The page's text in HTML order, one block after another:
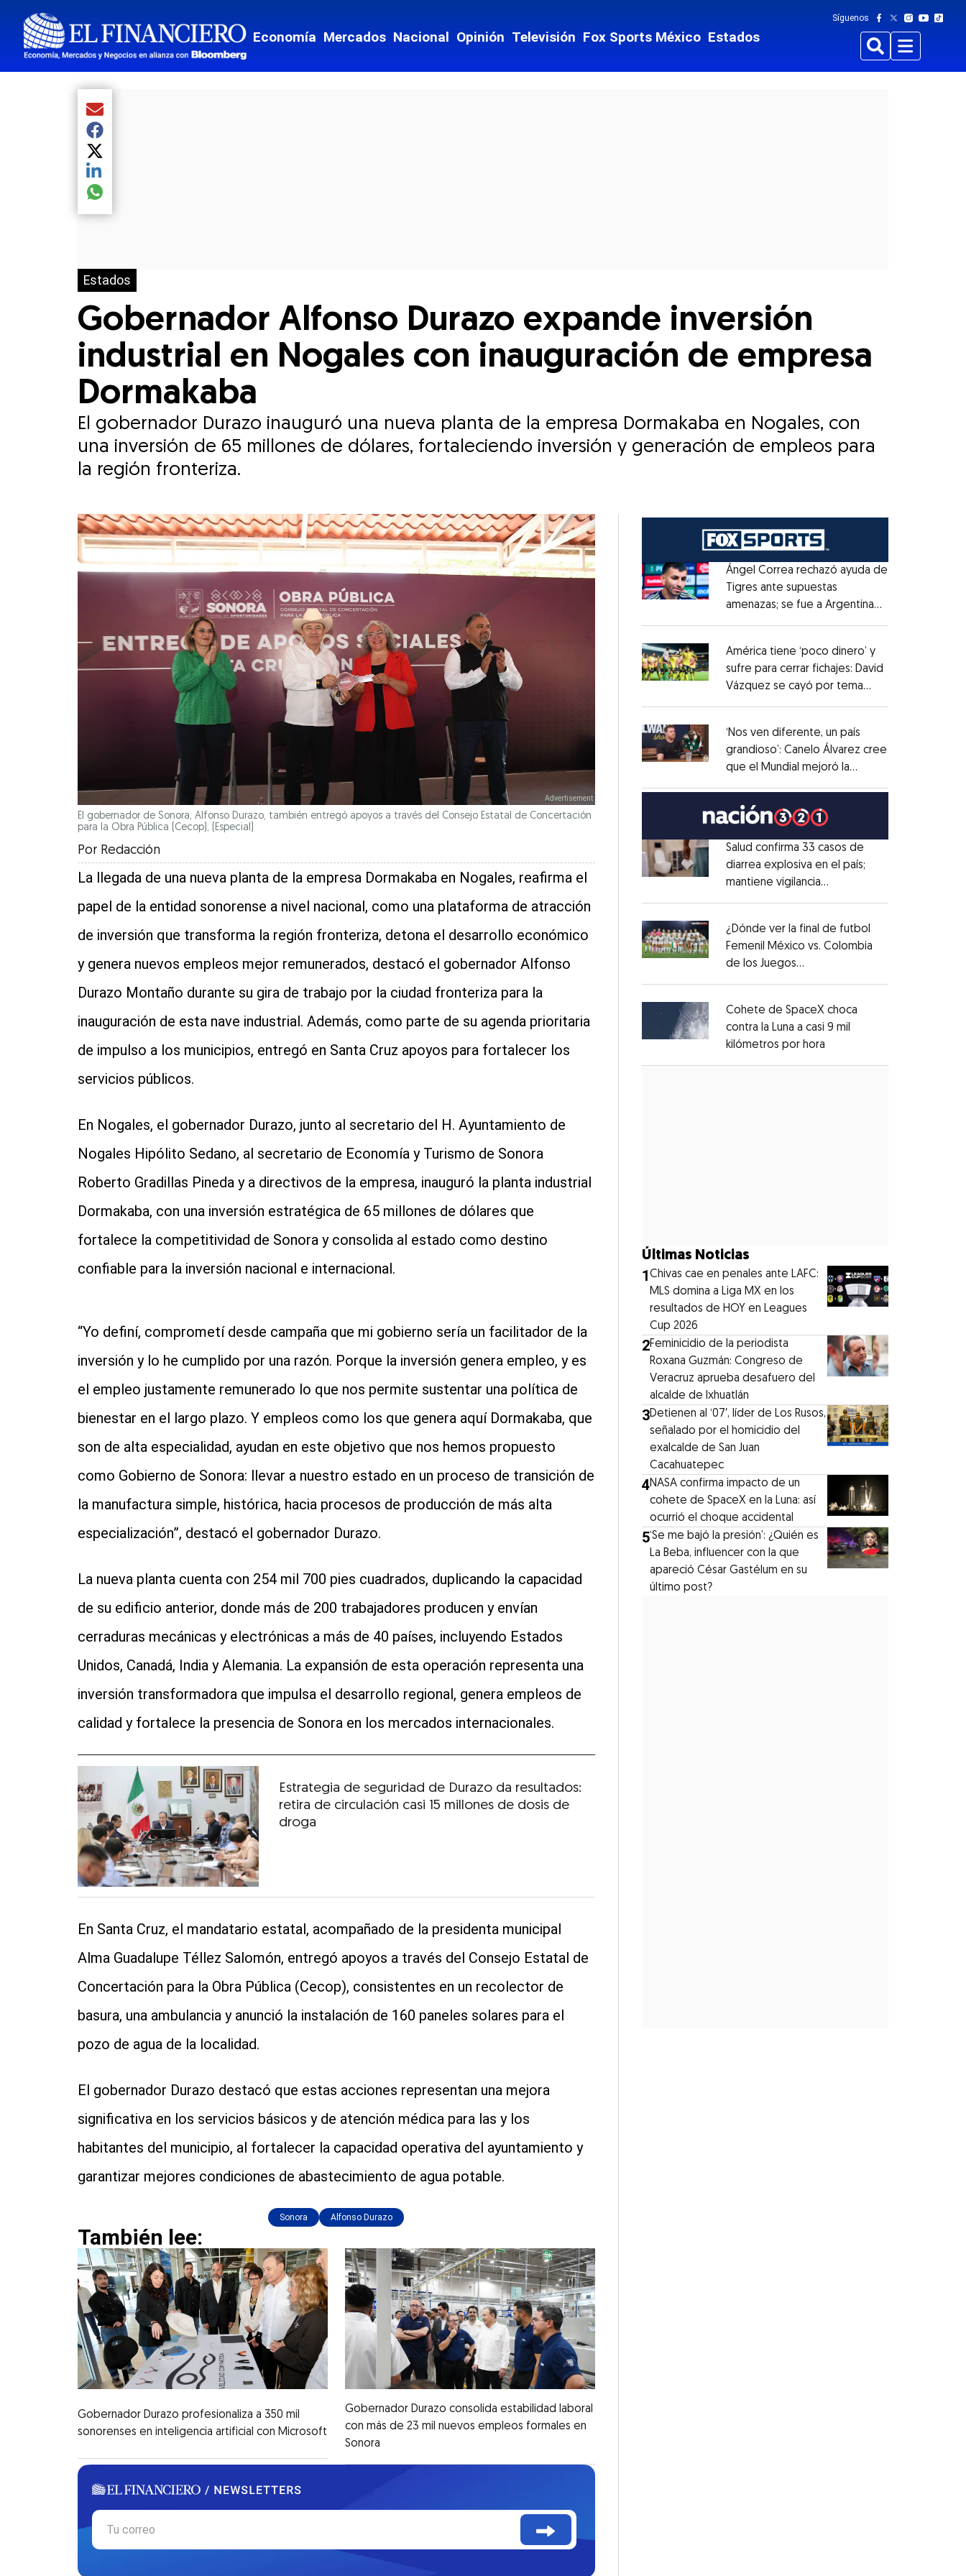
Economía Mercados Nacional Opinión Televisión Fox Sports México Estados
Síguenos
BuscarMenu
Estados
Gobernador Alfonso Durazo expande inversión
industrial en Nogales con inauguración de empresa
Dormakaba
⁠El gobernador Durazo inauguró una nueva planta de la empresa Dormakaba en Nogales, con
una inversión de 65 millones de dólares, fortaleciendo inversión y generación de empleos para
la región fronteriza.
Compartir el artículo actual mediante Email
Compartir el artículo actual mediante Facebook
Compartir el artículo actual mediante Twitter
Compartir el artículo actual mediante LinkedIn
Compartir el artículo actual mediante global.social-whatsapp
El gobernador de Sonora, Alfonso Durazo, también entregó apoyos a través del Consejo Estatal de Concertación
para la Obra Pública (Cecop), (Especial)
Por Redacción
La llegada de una nueva planta de la empresa Dormakaba en Nogales, reafirma el
papel de la entidad sonorense a nivel nacional, como una plataforma de atracción
de inversión que transforma la región fronteriza, detona el desarrollo económico
y genera nuevos empleos mejor remunerados, destacó el gobernador Alfonso
Durazo Montaño durante su gira de trabajo por la ciudad fronteriza para la
inauguración de esta nave industrial. Además, como parte de su agenda prioritaria
de impulso a los municipios, entregó en Santa Cruz apoyos para fortalecer los
servicios públicos.
En Nogales, el gobernador Durazo, junto al secretario del H. Ayuntamiento de
Nogales Hipólito Sedano, al secretario de Economía y Turismo de Sonora
Roberto Gradillas Pineda y a directivos de la empresa, inauguró la planta industrial
Dormakaba, con una inversión estratégica de 65 millones de dólares que
fortalece la competitividad de Sonora y consolida al estado como destino
confiable para la inversión nacional e internacional.
“Yo definí, comprometí desde campaña que mi gobierno sería un facilitador de la
inversión y lo he cumplido por una razón. Porque la inversión genera empleo, y es
el empleo justamente remunerado lo que nos permite sustentar una política de
bienestar en el largo plazo. Y empleos como los que genera aquí Dormakaba, que
son de alta especialidad, ayudan en este objetivo que nos hemos propuesto
como Gobierno de Sonora: llevar a nuestro estado en un proceso de transición de
la manufactura simple, histórica, hacia procesos de producción de más alta
especialización”, destacó el gobernador Durazo.
La nueva planta cuenta con 254 mil 700 pies cuadrados, duplicando la capacidad
de su edificio anterior, donde más de 200 trabajadores producen y envían
cerraduras mecánicas y electrónicas a más de 40 países, incluyendo Estados
Unidos, Canadá, India y Alemania. La expansión de esta operación representa una
inversión transformadora que impulsa el desarrollo regional, genera empleos de
calidad y fortalece la presencia de Sonora en los mercados internacionales.
Estrategia de seguridad de Durazo da resultados:
retira de circulación casi 15 millones de dosis de
droga
En Santa Cruz, el mandatario estatal, acompañado de la presidenta municipal
Alma Guadalupe Téllez Salomón, entregó apoyos a través del Consejo Estatal de
Concertación para la Obra Pública (Cecop), consistentes en un recolector de
basura, una ambulancia y anunció la instalación de 160 paneles solares para el
pozo de agua de la localidad.
El gobernador Durazo destacó que estas acciones representan una mejora
significativa en los servicios básicos y de atención médica para las y los
habitantes del municipio, al fortalecer la capacidad operativa del ayuntamiento y
garantizar mejores condiciones de abastecimiento de agua potable.
Sonora Alfonso Durazo
También lee:
Gobernador Durazo profesionaliza a 350 mil
sonorenses en inteligencia artificial con Microsoft
Gobernador Durazo consolida estabilidad laboral
con más de 23 mil nuevos empleos formales en
Sonora
Opens in new window
Ángel Correa rechazó ayuda de
Tigres ante supuestas
amenazas; se fue a Argentina
Opens in new window
América tiene ‘poco dinero’ y
sufre para cerrar fichajes: David
Vázquez se cayó por tema
Opens in new window
‘Nos ven diferente, un país
grandioso’: Canelo Álvarez cree
que el Mundial mejoró la
Opens in new window
Salud confirma 33 casos de
diarrea explosiva en el país;
mantiene vigilancia
Opens in new window
¿Dónde ver la final de futbol
Femenil México vs. Colombia
de los Juegos
Opens in new window
Cohete de SpaceX choca
contra la Luna a casi 9 mil
kilómetros por hora
Últimas Noticias
1Chivas cae en penales ante LAFC:
MLS domina a Liga MX en los
resultados de HOY en Leagues
Cup 2026
2Feminicidio de la periodista
Roxana Guzmán: Congreso de
Veracruz aprueba desafuero del
alcalde de Ixhuatlán
3Detienen al ‘07′, líder de Los Rusos,
señalado por el homicidio del
exalcalde de San Juan
Cacahuatepec
4NASA confirma impacto de un
cohete de SpaceX en la Luna: así
ocurrió el choque accidental
5‘Se me bajó la presión’: ¿Quién es
La Beba, influencer con la que
apareció César Gastélum en su
último post?